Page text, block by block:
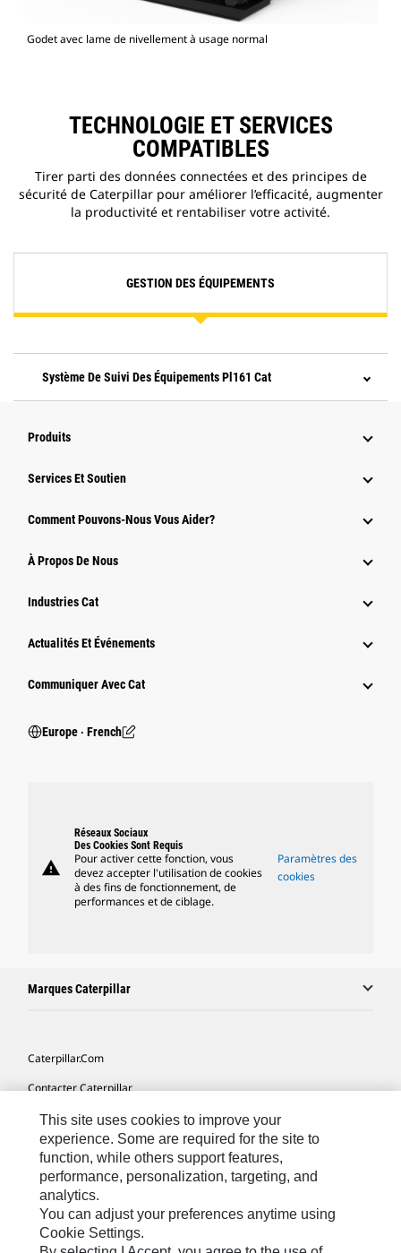
Godet avec lame de nivellement à usage normal
TECHNOLOGIE ET SERVICES
COMPATIBLES
Tirer parti des données connectées et des principes de
sécurité de Caterpillar pour améliorer l’efficacité, augmenter
la productivité et rentabiliser votre activité.
GESTION DES ÉQUIPEMENTS
Système De Suivi Des Équipements Pl161 Cat
Produits
Services Et Soutien
Comment Pouvons-Nous Vous Aider?
À Propos De Nous
Industries Cat
Actualités Et Événements
Communiquer Avec Cat
Europe ‧ French
warning
Réseaux Sociaux
Des Cookies Sont Requis
Pour activer cette fonction, vous
devez accepter l'utilisation de cookies
à des fins de fonctionnement, de
performances et de ciblage.
Paramètres des
cookies
Marques Caterpillar
Caterpillar.com
Contacter Caterpillar
Mes Préférences Marketing
Plan Du Site
Cookie Settings
Légales
Confidentialité
This site uses cookies to improve your
experience. Some are required for the site to
function, while others support features,
performance, personalization, targeting, and
analytics.
You can adjust your preferences anytime using
Cookie Settings.